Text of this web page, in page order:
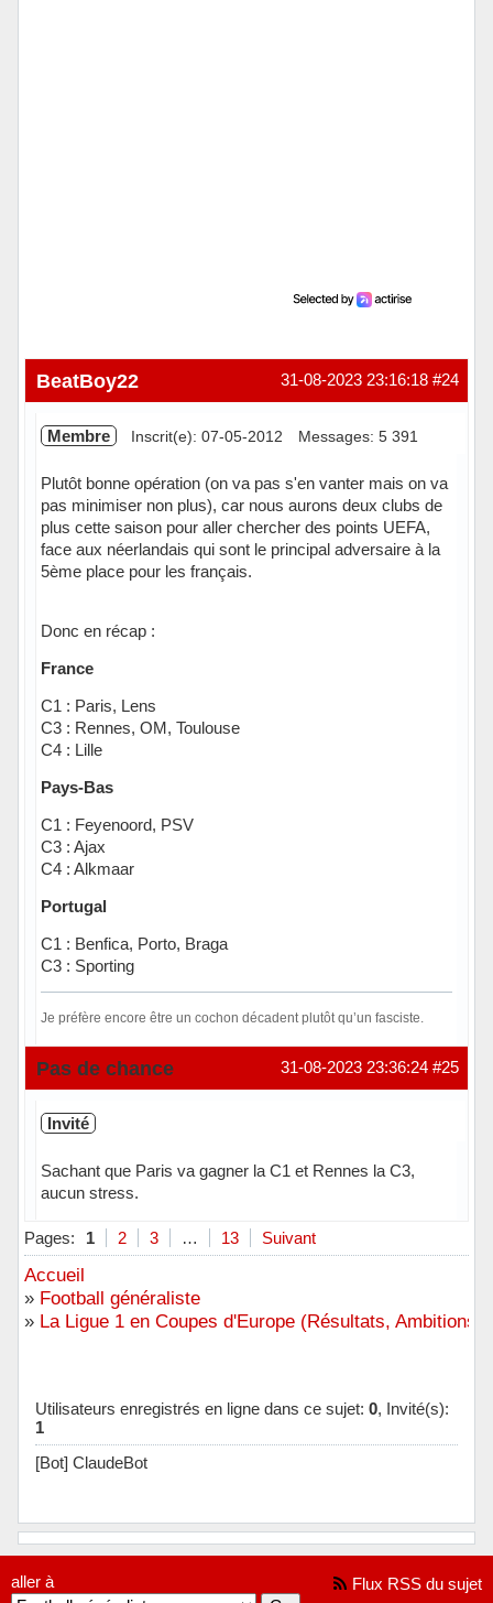
#24
31-08-2023 23:16:18
BeatBoy22
Membre Inscrit(e): 07-05-2012 Messages: 5 391
Plutôt bonne opération (on va pas s'en vanter mais on va
pas minimiser non plus), car nous aurons deux clubs de
plus cette saison pour aller chercher des points UEFA,
face aux néerlandais qui sont le principal adversaire à la
5ème place pour les français.
Donc en récap :
France
C1 : Paris, Lens
C3 : Rennes, OM, Toulouse
C4 : Lille
Pays-Bas
C1 : Feyenoord, PSV
C3 : Ajax
C4 : Alkmaar
Portugal
C1 : Benfica, Porto, Braga
C3 : Sporting
Je préfère encore être un cochon décadent plutôt qu’un fasciste.
Hors ligne #25
31-08-2023 23:36:24
Pas de chance
Invité
Sachant que Paris va gagner la C1 et Rennes la C3,
aucun stress.
Pages: 1 2 3 … 13 Suivant
Accueil
» Football généraliste
» La Ligue 1 en Coupes d'Europe (Résultats, Ambitions,
Utilisateurs enregistrés en ligne dans ce sujet: 0, Invité(s):
1
[Bot] ClaudeBot
aller à Flux RSS du sujet